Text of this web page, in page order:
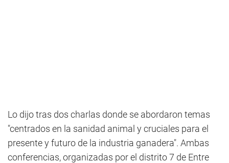
Lo dijo tras dos charlas donde se abordaron temas
"centrados en la sanidad animal y cruciales para el
presente y futuro de la industria ganadera". Ambas
conferencias, organizadas por el distrito 7 de Entre